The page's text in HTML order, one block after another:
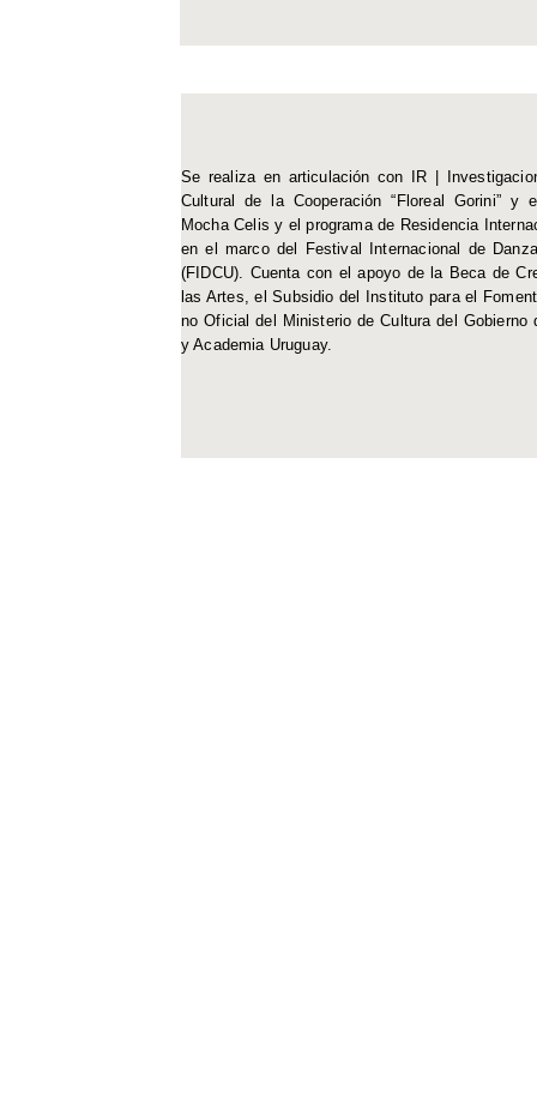
Se realiza en articulación con IR |
Cultural de la Cooperación “Floreal Gorini” y
Mocha Celis y el programa de Residencia
en el marco del Festival Internacional de
(FIDCU). Cuenta con el apoyo de la Beca de
las Artes, el Subsidio del Instituto para el
no Oficial del Ministerio de Cultura del Gobierno
y Academia Uruguay.